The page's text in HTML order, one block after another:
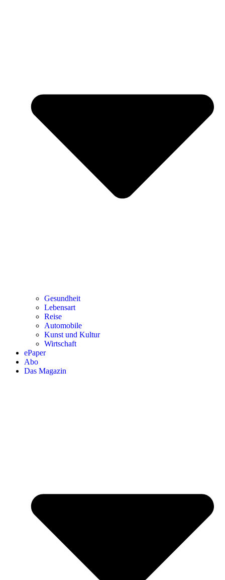
Gesundheit
Lebensart
Reise
Automobile
Kunst und Kultur
Wirtschaft
ePaper
Abo
Das Magazin